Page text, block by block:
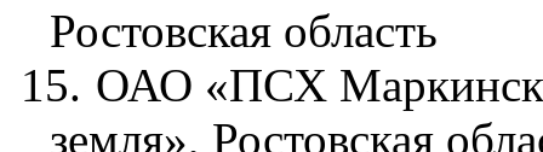
Ростовская область
15. ОАО «ПСХ
земля», Ростовская